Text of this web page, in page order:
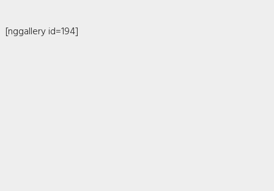
[nggallery id=194]